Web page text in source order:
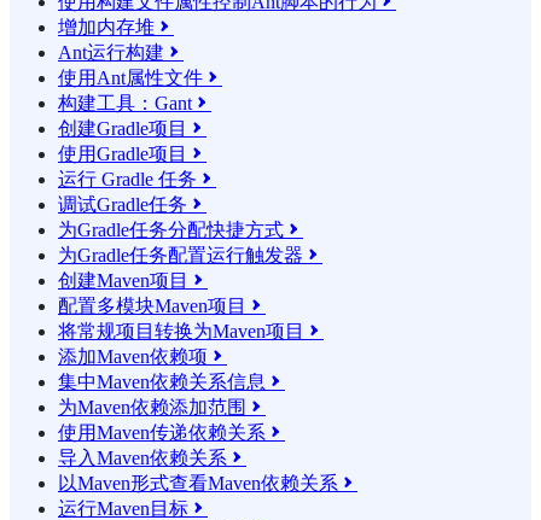
增加内存堆 
Ant运行构建 
使用Ant属性文件 
构建工具：Gant 
创建Gradle项目 
使用Gradle项目 
运行 Gradle 任务 
调试Gradle任务 
为Gradle任务分配快捷方式 
为Gradle任务配置运行触发器 
创建Maven项目 
配置多模块Maven项目 
将常规项目转换为Maven项目 
添加Maven依赖项 
集中Maven依赖关系信息 
为Maven依赖添加范围 
使用Maven传递依赖关系 
导入Maven依赖关系 
以Maven形式查看Maven依赖关系 
运行Maven目标 